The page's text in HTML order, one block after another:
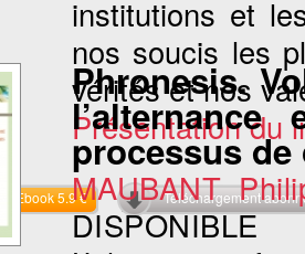
institutions et
nos soucis les
vérités et nos
Présentation du
l'Ebook 5.9 € Téléchargement
Phronesis.
processus
MAUBANT
DISPONIBLE